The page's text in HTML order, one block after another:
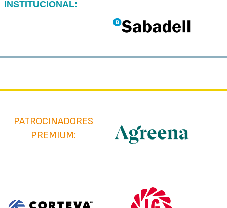
INSTITUCIONAL:
PATROCINADORES
PREMIUM: